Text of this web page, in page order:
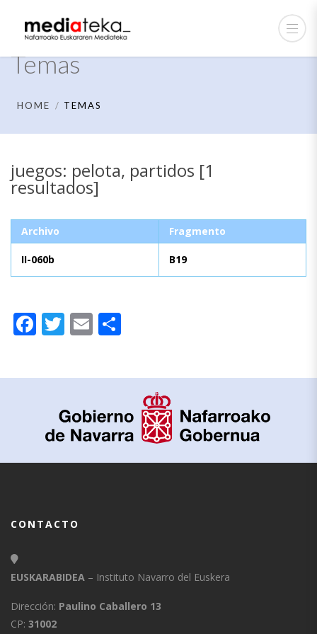
Temas
HOME TEMAS
juegos: pelota, partidos [1
resultados]
Archivo Fragmento
II-060b B19
Facebook
Twitter
Email
CONTACTO
EUSKARABIDEA – Instituto Navarro del Euskera
Dirección: Paulino Caballero 13
CP: 31002